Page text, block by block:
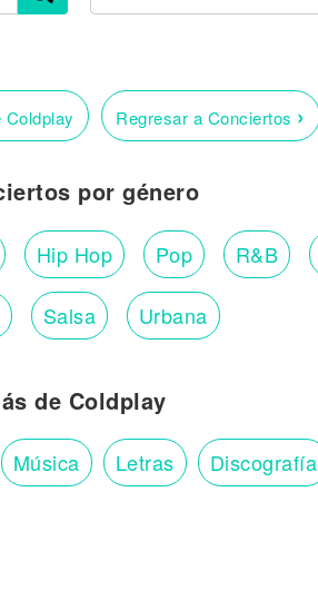
Regresar a Conciertos ›
por género
Hip Hop Pop R&B
Salsa Urbana
de Coldplay
Música Letras Discografía